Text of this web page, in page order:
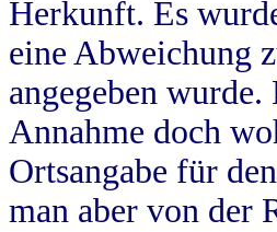
Herkunft. Es
eine Abweichung
angegeben
Annahme doch
Ortsangabe für
man aber von der